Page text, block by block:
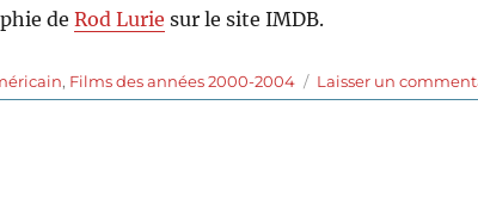
deRod Lurie sur le site IMDB.
, Films des années 2000-2004 Laisser un